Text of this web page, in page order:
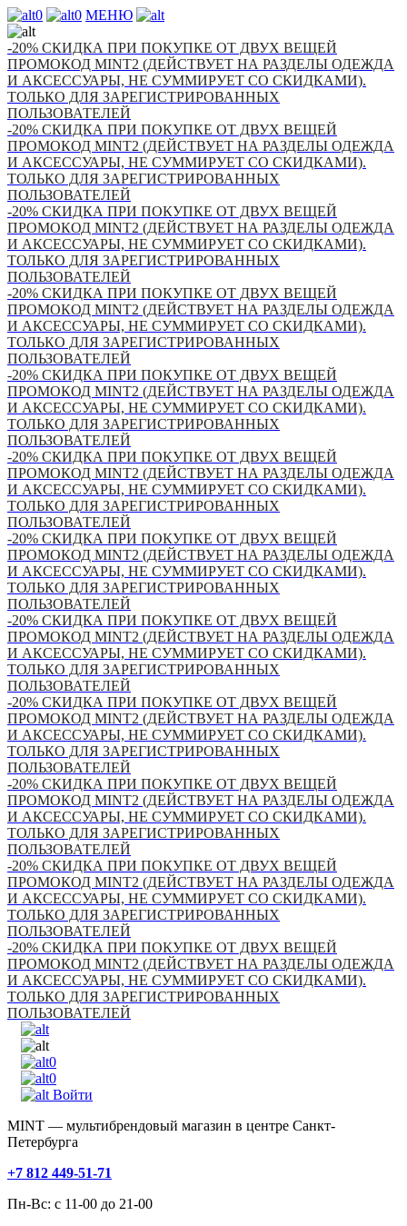
0 0 МЕНЮ
-20% СКИДКА ПРИ ПОКУПКЕ ОТ ДВУХ ВЕЩЕЙ
ПРОМОКОД MINT2 (ДЕЙСТВУЕТ НА РАЗДЕЛЫ ОДЕЖДА
И АКСЕССУАРЫ, НЕ СУММИРУЕТ СО СКИДКАМИ).
ТОЛЬКО ДЛЯ ЗАРЕГИСТРИРОВАННЫХ
ПОЛЬЗОВАТЕЛЕЙ
-20% СКИДКА ПРИ ПОКУПКЕ ОТ ДВУХ ВЕЩЕЙ
ПРОМОКОД MINT2 (ДЕЙСТВУЕТ НА РАЗДЕЛЫ ОДЕЖДА
И АКСЕССУАРЫ, НЕ СУММИРУЕТ СО СКИДКАМИ).
ТОЛЬКО ДЛЯ ЗАРЕГИСТРИРОВАННЫХ
ПОЛЬЗОВАТЕЛЕЙ
-20% СКИДКА ПРИ ПОКУПКЕ ОТ ДВУХ ВЕЩЕЙ
ПРОМОКОД MINT2 (ДЕЙСТВУЕТ НА РАЗДЕЛЫ ОДЕЖДА
И АКСЕССУАРЫ, НЕ СУММИРУЕТ СО СКИДКАМИ).
ТОЛЬКО ДЛЯ ЗАРЕГИСТРИРОВАННЫХ
ПОЛЬЗОВАТЕЛЕЙ
-20% СКИДКА ПРИ ПОКУПКЕ ОТ ДВУХ ВЕЩЕЙ
ПРОМОКОД MINT2 (ДЕЙСТВУЕТ НА РАЗДЕЛЫ ОДЕЖДА
И АКСЕССУАРЫ, НЕ СУММИРУЕТ СО СКИДКАМИ).
ТОЛЬКО ДЛЯ ЗАРЕГИСТРИРОВАННЫХ
ПОЛЬЗОВАТЕЛЕЙ
-20% СКИДКА ПРИ ПОКУПКЕ ОТ ДВУХ ВЕЩЕЙ
ПРОМОКОД MINT2 (ДЕЙСТВУЕТ НА РАЗДЕЛЫ ОДЕЖДА
И АКСЕССУАРЫ, НЕ СУММИРУЕТ СО СКИДКАМИ).
ТОЛЬКО ДЛЯ ЗАРЕГИСТРИРОВАННЫХ
ПОЛЬЗОВАТЕЛЕЙ
-20% СКИДКА ПРИ ПОКУПКЕ ОТ ДВУХ ВЕЩЕЙ
ПРОМОКОД MINT2 (ДЕЙСТВУЕТ НА РАЗДЕЛЫ ОДЕЖДА
И АКСЕССУАРЫ, НЕ СУММИРУЕТ СО СКИДКАМИ).
ТОЛЬКО ДЛЯ ЗАРЕГИСТРИРОВАННЫХ
ПОЛЬЗОВАТЕЛЕЙ
-20% СКИДКА ПРИ ПОКУПКЕ ОТ ДВУХ ВЕЩЕЙ
ПРОМОКОД MINT2 (ДЕЙСТВУЕТ НА РАЗДЕЛЫ ОДЕЖДА
И АКСЕССУАРЫ, НЕ СУММИРУЕТ СО СКИДКАМИ).
ТОЛЬКО ДЛЯ ЗАРЕГИСТРИРОВАННЫХ
ПОЛЬЗОВАТЕЛЕЙ
-20% СКИДКА ПРИ ПОКУПКЕ ОТ ДВУХ ВЕЩЕЙ
ПРОМОКОД MINT2 (ДЕЙСТВУЕТ НА РАЗДЕЛЫ ОДЕЖДА
И АКСЕССУАРЫ, НЕ СУММИРУЕТ СО СКИДКАМИ).
ТОЛЬКО ДЛЯ ЗАРЕГИСТРИРОВАННЫХ
ПОЛЬЗОВАТЕЛЕЙ
-20% СКИДКА ПРИ ПОКУПКЕ ОТ ДВУХ ВЕЩЕЙ
ПРОМОКОД MINT2 (ДЕЙСТВУЕТ НА РАЗДЕЛЫ ОДЕЖДА
И АКСЕССУАРЫ, НЕ СУММИРУЕТ СО СКИДКАМИ).
ТОЛЬКО ДЛЯ ЗАРЕГИСТРИРОВАННЫХ
ПОЛЬЗОВАТЕЛЕЙ
-20% СКИДКА ПРИ ПОКУПКЕ ОТ ДВУХ ВЕЩЕЙ
ПРОМОКОД MINT2 (ДЕЙСТВУЕТ НА РАЗДЕЛЫ ОДЕЖДА
И АКСЕССУАРЫ, НЕ СУММИРУЕТ СО СКИДКАМИ).
ТОЛЬКО ДЛЯ ЗАРЕГИСТРИРОВАННЫХ
ПОЛЬЗОВАТЕЛЕЙ
-20% СКИДКА ПРИ ПОКУПКЕ ОТ ДВУХ ВЕЩЕЙ
ПРОМОКОД MINT2 (ДЕЙСТВУЕТ НА РАЗДЕЛЫ ОДЕЖДА
И АКСЕССУАРЫ, НЕ СУММИРУЕТ СО СКИДКАМИ).
ТОЛЬКО ДЛЯ ЗАРЕГИСТРИРОВАННЫХ
ПОЛЬЗОВАТЕЛЕЙ
-20% СКИДКА ПРИ ПОКУПКЕ ОТ ДВУХ ВЕЩЕЙ
ПРОМОКОД MINT2 (ДЕЙСТВУЕТ НА РАЗДЕЛЫ ОДЕЖДА
И АКСЕССУАРЫ, НЕ СУММИРУЕТ СО СКИДКАМИ).
ТОЛЬКО ДЛЯ ЗАРЕГИСТРИРОВАННЫХ
ПОЛЬЗОВАТЕЛЕЙ
0
0
Войти
MINT — мультибрендовый магазин в центре Санкт-
Петербурга
+7 812 449-51-71
Пн-Вс: с 11-00 до 21-00